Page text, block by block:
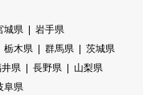
城県
岩手県
栃木県 群馬県
茨城県
県 長野県
山梨県
阜県